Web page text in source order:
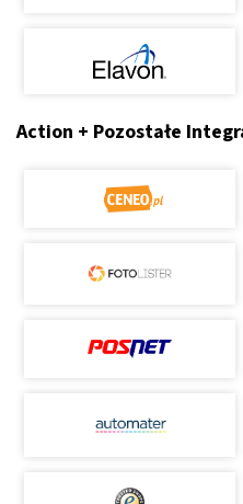
Action + Pozostałe